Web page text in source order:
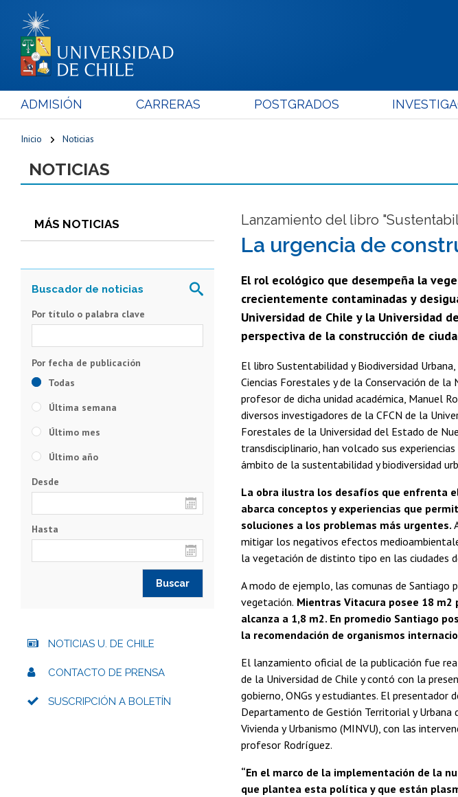
ADMISIÓN CARRERAS POSTGRADOS
Inicio Noticias
NOTICIAS
MÁS NOTICIAS Lanzamiento del libro
La urgencia de
El rol ecológico que desempeña la
crecientemente contaminadas y
Universidad de Chile y la Universidad
perspectiva de la construcción de
El libro Sustentabilidad y Biodiversidad
Ciencias Forestales y de la Conservación de
profesor de dicha unidad académica, Manuel
diversos investigadores de la CFCN de la
Forestales de la Universidad del Estado de
transdisciplinario, han volcado sus
ámbito de la sustentabilidad y biodiversidad
La obra ilustra los desafíos que enfrenta
abarca conceptos y experiencias que
soluciones a los problemas más urgentes.
mitigar los negativos efectos
la vegetación de distinto tipo en las ciudades
A modo de ejemplo, las comunas de Santiago
vegetación. Mientras Vitacura posee 18
alcanza a 1,8 m2. En promedio Santiago
la recomendación de organismos
El lanzamiento oficial de la publicación fue
de la Universidad de Chile y contó con la
gobierno, ONGs y estudiantes. El presentador
Departamento de Gestión Territorial y
Vivienda y Urbanismo (MINVU), con las
profesor Rodríguez.
“En el marco de la implementación de la
que plantea esta política y que están
Por título o palabra clave
Todas
Última semana
Último mes
Último año
Desde
Hasta
NOTICIAS U. DE CHILE
CONTACTO DE PRENSA
SUSCRIPCIÓN A BOLETÍN